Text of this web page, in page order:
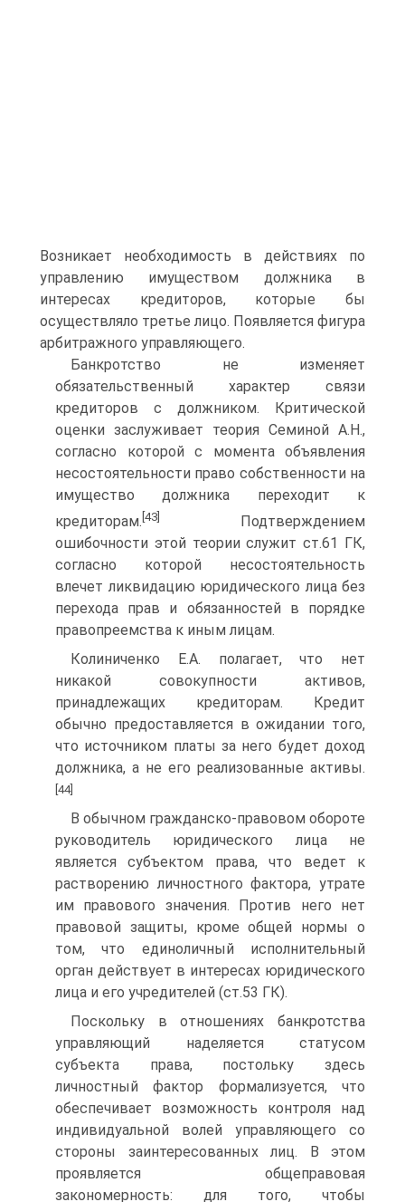
Возникает необходимость в действиях по
управлению имуществом должника в
интересах кредиторов, которые бы
осуществляло третье лицо. Появляется фигура
арбитражного управляющего.
Банкротство не изменяет
обязательственный характер связи
кредиторов с должником. Критической
оценки заслуживает теория Семиной А.Н.,
согласно которой с момента объявления
несостоятельности право собственности на
имущество должника переходит к
кредиторам. [43]
Подтверждением
ошибочности этой теории служит ст.61 ГК,
согласно которой несостоятельность
влечет ликвидацию юридического лица без
перехода прав и обязанностей в порядке
правопреемства к иным лицам.
Колиниченко Е.А. полагает, что нет
никакой совокупности активов,
принадлежащих кредиторам. Кредит
обычно предоставляется в ожидании того,
что источником платы за него будет доход
должника, а не его реализованные активы.
[44]
В обычном гражданско-правовом обороте
руководитель юридического лица не
является субъектом права, что ведет к
растворению личностного фактора, утрате
им правового значения. Против него нет
правовой защиты, кроме общей нормы о
том, что единоличный исполнительный
орган действует в интересах юридического
лица и его учредителей (ст.53 ГК).
Поскольку в отношениях банкротства
управляющий наделяется статусом
субъекта права, постольку здесь
личностный фактор формализуется, что
обеспечивает возможность контроля над
индивидуальной волей управляющего со
стороны заинтересованных лиц. В этом
проявляется общеправовая
закономерность: для того, чтобы